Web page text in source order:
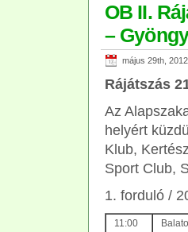
OB II.
–
május 29th, 2012
Rájátszás
Az
helyért
Klub,
Sport Club,
1. forduló /
11:00